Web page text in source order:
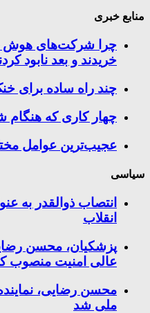
منابع خبری
چرا شرکت‌های هوش
خریدند و بعد نابود
چند راه‌ ساده برای
چهار کاری که هنگام
عجیب‌ترین عوامل
سیاسی
انتصاب ذوالقدر به
انقلاب
پزشکیان، محسن
عالی امنیت منصوب
محسن رضایی،
ملی شد